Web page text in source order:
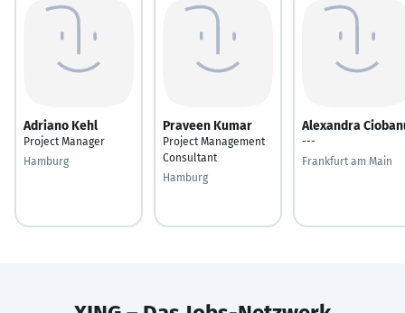
Adriano Kehl
Project Manager
Hamburg
Praveen Kumar
Project Management
Consultant
Hamburg
Alexandra
---
Frankfurt am Main